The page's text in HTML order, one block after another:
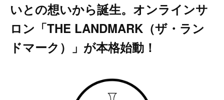
いとの想いから誕生。オンラインサ
ロン「THE LANDMARK（ザ・ラン
ドマーク）」が本格始動！